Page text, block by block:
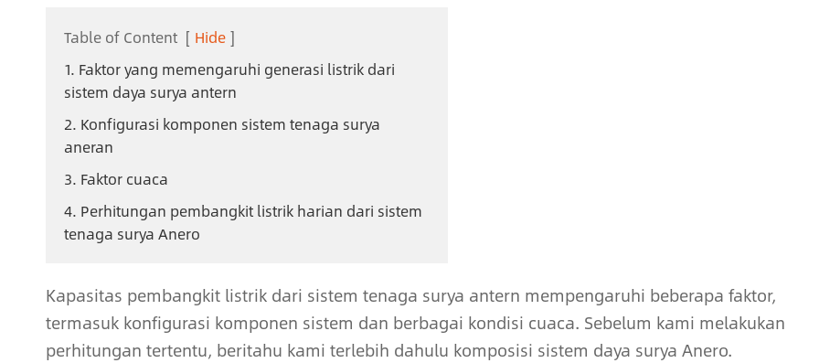
Table of Content [ Hide ]
1. Faktor yang memengaruhi generasi listrik dari
sistem daya surya antern
2. Konfigurasi komponen sistem tenaga surya
aneran
3. Faktor cuaca
4. Perhitungan pembangkit listrik harian dari sistem
tenaga surya Anero
Kapasitas pembangkit listrik dari sistem tenaga surya antern mempengaruhi beberapa faktor,
termasuk konfigurasi komponen sistem dan berbagai kondisi cuaca. Sebelum kami melakukan
perhitungan tertentu, beritahu kami terlebih dahulu komposisi sistem daya surya Anero.